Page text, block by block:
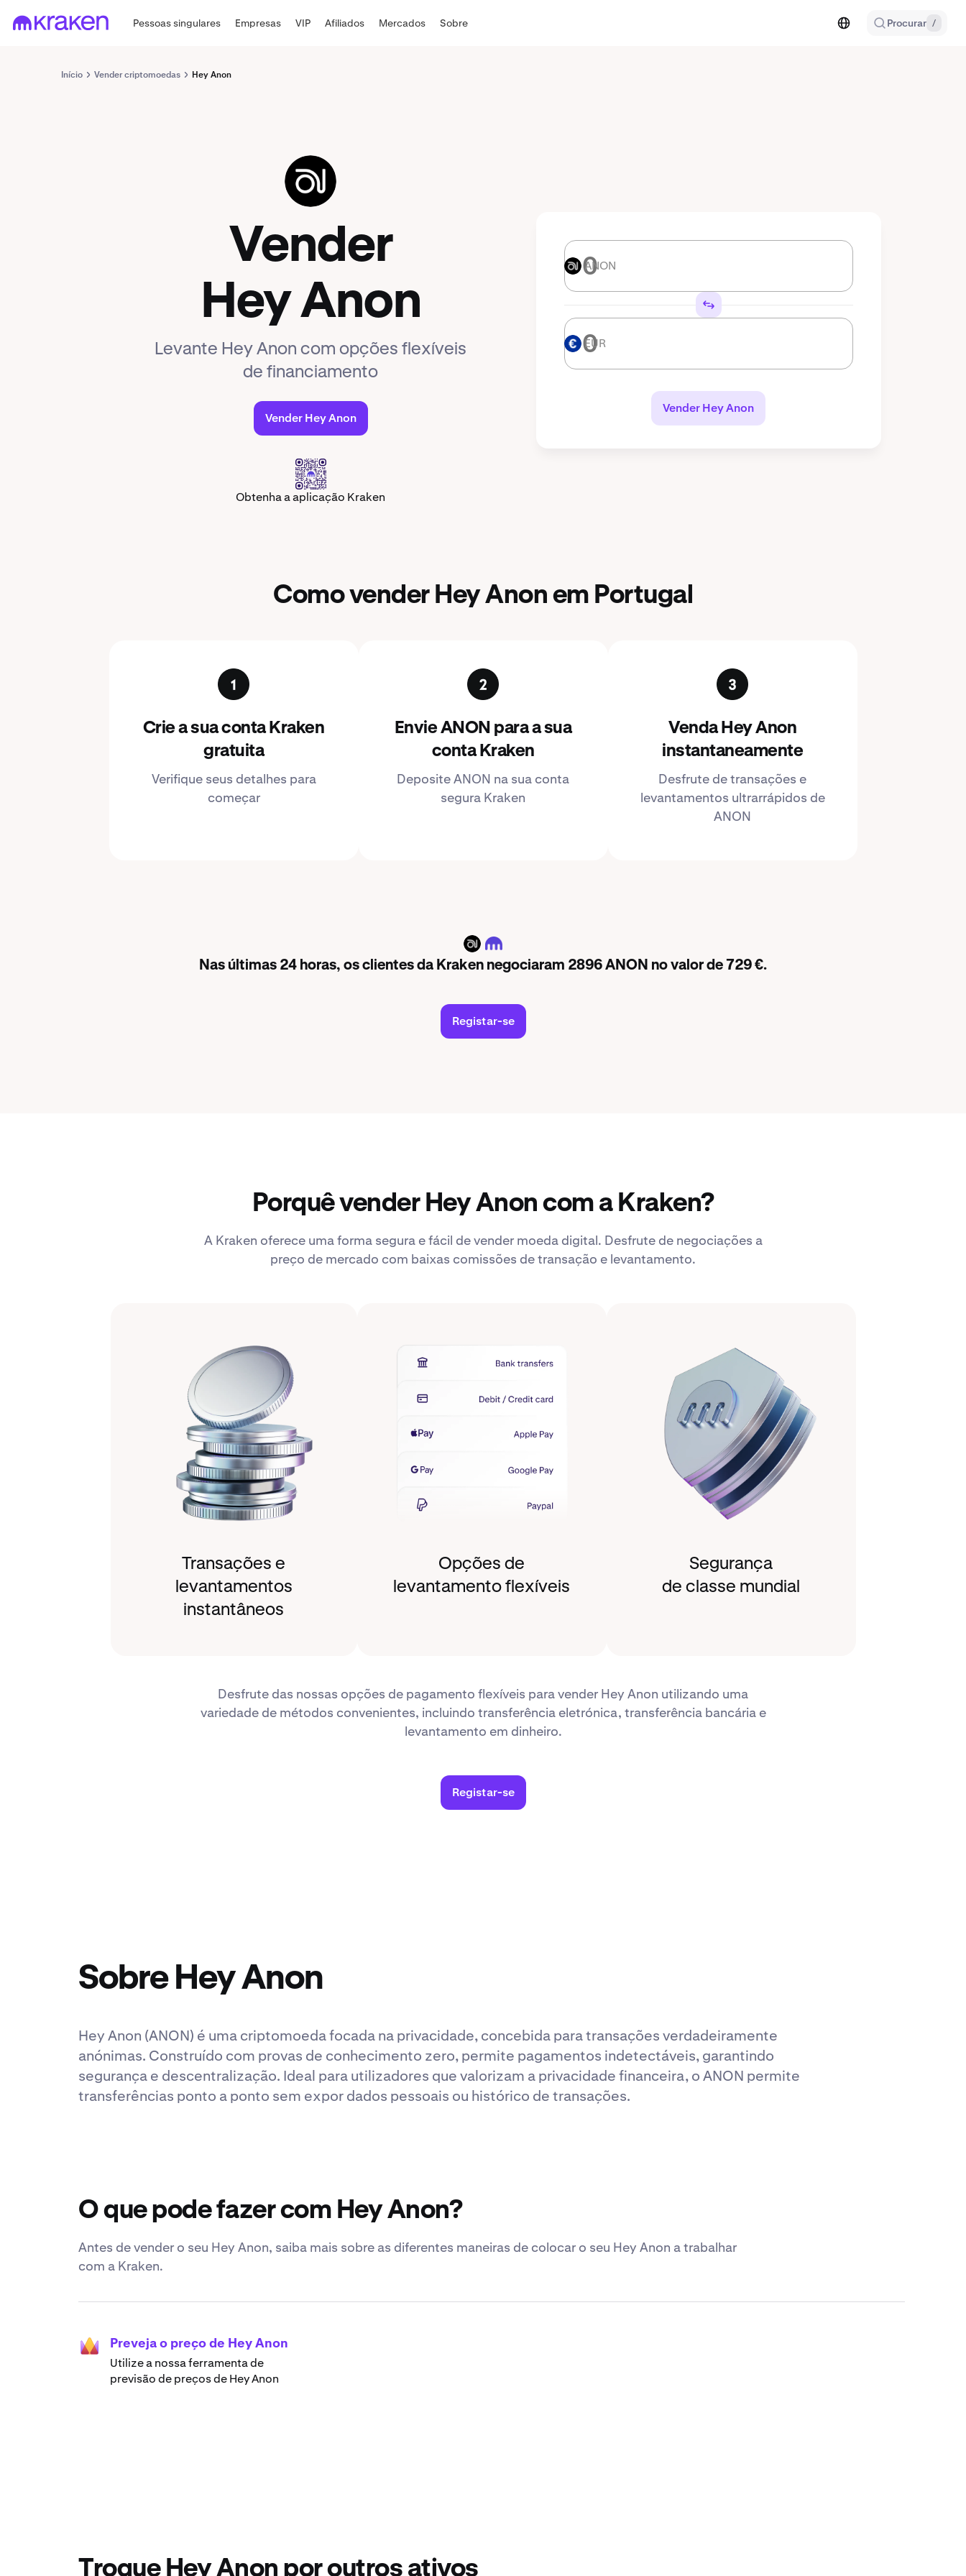
Pessoas singulares Empresas VIP Afiliados Mercados Sobre Procurar /
Início Vender criptomoedas Hey Anon
ANON
Vender
Hey Anon
Levante Hey Anon com opções flexíveis
de financiamento
Vender Hey Anon
Obtenha a aplicação Kraken
ANON ANON
EUR EUR
Vender Hey Anon
Como vender Hey Anon em Portugal
Crie a sua conta Kraken
gratuita
Verifique seus detalhes para
começar
Envie ANON para a sua
conta Kraken
Deposite ANON na sua conta
segura Kraken
Venda Hey Anon
instantaneamente
Desfrute de transações e
levantamentos ultrarrápidos de
ANON
ANON
Nas últimas 24 horas, os clientes da Kraken negociaram 2896 ANON no valor de 729 €.
Registar-se
Porquê vender Hey Anon com a Kraken?
A Kraken oferece uma forma segura e fácil de vender moeda digital. Desfrute de negociações a
preço de mercado com baixas comissões de transação e levantamento.
Transações e
levantamentos
instantâneos
Opções de
levantamento flexíveis
Segurança
de classe mundial
Desfrute das nossas opções de pagamento flexíveis para vender Hey Anon utilizando uma
variedade de métodos convenientes, incluindo transferência eletrónica, transferência bancária e
levantamento em dinheiro.
Registar-se
Sobre Hey Anon
Hey Anon (ANON) é uma criptomoeda focada na privacidade, concebida para transações verdadeiramente
anónimas. Construído com provas de conhecimento zero, permite pagamentos indetectáveis, garantindo
segurança e descentralização. Ideal para utilizadores que valorizam a privacidade financeira, o ANON permite
transferências ponto a ponto sem expor dados pessoais ou histórico de transações.
O que pode fazer com Hey Anon?
Antes de vender o seu Hey Anon, saiba mais sobre as diferentes maneiras de colocar o seu Hey Anon a trabalhar
com a Kraken.
Preveja o preço de Hey Anon
Utilize a nossa ferramenta de
previsão de preços de Hey Anon
Troque Hey Anon por outros ativos